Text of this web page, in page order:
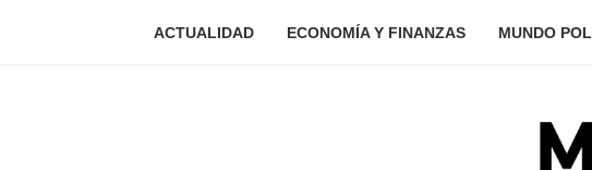
ACTUALIDAD ECONOMÍA Y FINANZAS MUNDO